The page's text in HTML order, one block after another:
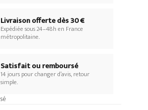
Livraison offerte dès 30 €
Expédiée sous 24–48h en France
métropolitaine.
Satisfait ou remboursé
14 jours pour changer d’avis, retour
simple.